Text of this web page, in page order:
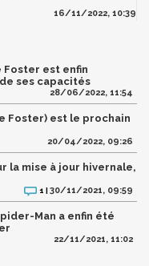
16/11/2022, 10:39
Foster est enfin
ses capacités
28/06/2022, 11:54
Foster) est le prochain
20/04/2022, 09:26
la mise à jour hivernale,
1 |30/11/2021, 09:59
Man a enfin été
22/11/2021, 11:02